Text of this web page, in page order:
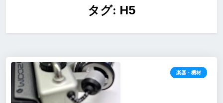
タグ: H5
楽器・機材